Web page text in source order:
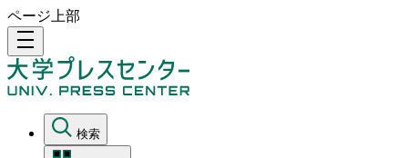
ページ上部
density_medium
検索